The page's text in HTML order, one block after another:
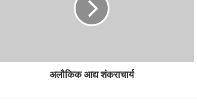
अलौकिक आद्य शंकराचार्य